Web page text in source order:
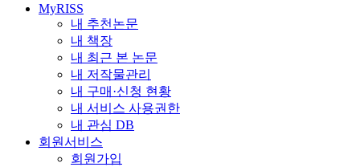
MyRISS
내 추천논문
내 책장
내 최근 본 논문
내 저작물관리
내 구매·신청 현황
내 서비스 사용권한
내 관심 DB
회원서비스
회원가입